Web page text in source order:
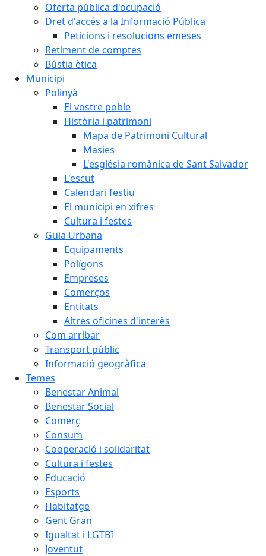
Oferta pública d'ocupació
Dret d'accés a la Informació Pública
Peticions i resolucions emeses
Retiment de comptes
Bústia ètica
Municipi
Polinyà
El vostre poble
Història i patrimoni
Mapa de Patrimoni Cultural
Masies
L'església romànica de Sant Salvador
L'escut
Calendari festiu
El municipi en xifres
Cultura i festes
Guia Urbana
Equipaments
Polígons
Empreses
Comerços
Entitats
Altres oficines d'interès
Com arribar
Transport públic
Informació geogràfica
Temes
Benestar Animal
Benestar Social
Comerç
Consum
Cooperació i solidaritat
Cultura i festes
Educació
Esports
Habitatge
Gent Gran
Igualtat i LGTBI
Joventut